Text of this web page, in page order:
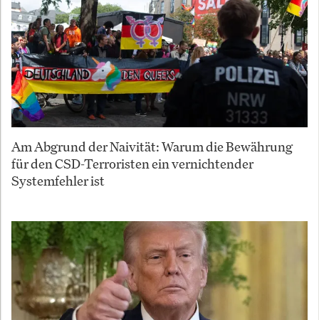
Am Abgrund der Naivität: Warum die Bewährung
für den CSD-Terroristen ein vernichtender
Systemfehler ist